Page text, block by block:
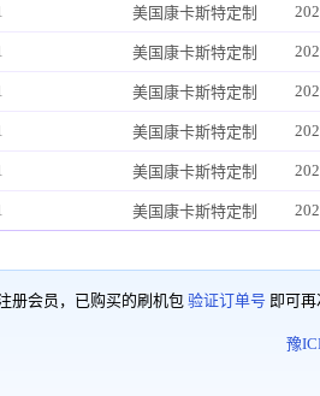
美国康卡斯特定制
美国康卡斯特定制
美国康卡斯特定制
美国康卡斯特定制
美国康卡斯特定制
美国康卡斯特定制
册会员，已购买的刷机包 验证订单号 即可
豫